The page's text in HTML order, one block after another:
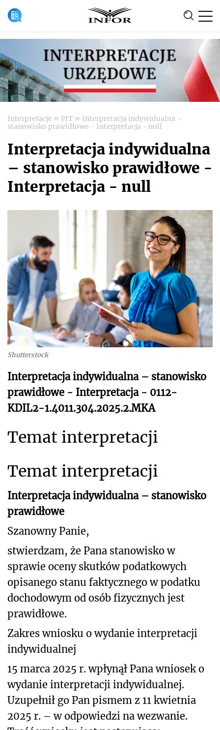
Anuluj
Interpretacje » PIT » Interpretacja indywidualna –
stanowisko prawidłowe - Interpretacja - null
Interpretacja indywidualna
– stanowisko prawidłowe -
Interpretacja - null
Shutterstock
Interpretacja indywidualna – stanowisko
prawidłowe - Interpretacja - 0112-
KDIL2-1.4011.304.2025.2.MKA
Temat interpretacji
Temat interpretacji
Interpretacja indywidualna – stanowisko
prawidłowe
Szanowny Panie,
stwierdzam, że Pana stanowisko w
sprawie oceny skutków podatkowych
opisanego stanu faktycznego w podatku
dochodowym od osób fizycznych jest
prawidłowe.
Zakres wniosku o wydanie interpretacji
indywidualnej
15 marca 2025 r. wpłynął Pana wniosek o
wydanie interpretacji indywidualnej.
Uzupełnił go Pan pismem z 11 kwietnia
2025 r. – w odpowiedzi na wezwanie.